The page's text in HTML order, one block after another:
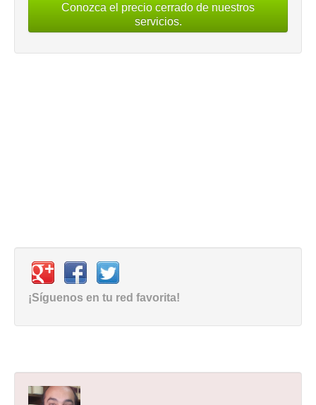
Conozca el precio cerrado de nuestros
servicios.
¡Síguenos en tu red favorita!